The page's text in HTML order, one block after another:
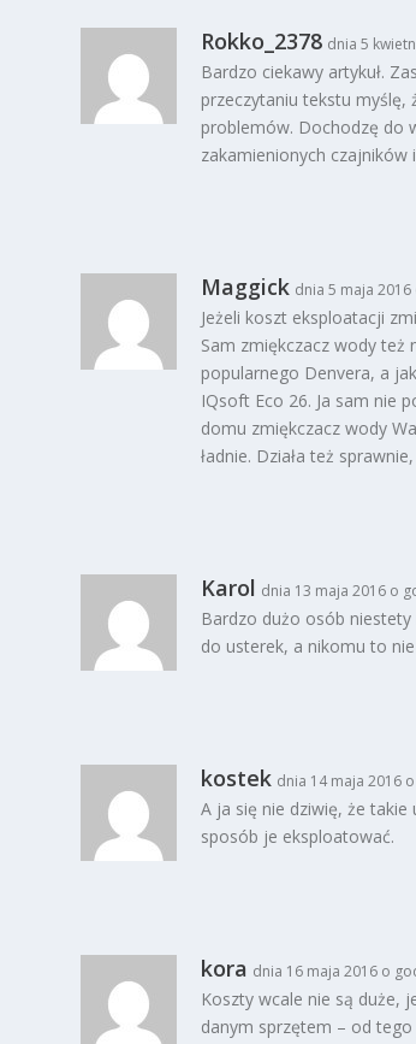
Rokko_2378 dnia 5
Bardzo ciekawy artykuł.
przeczytaniu tekstu
problemów. Dochodzę do
zakamienionych czajników
Maggick dnia 5 maja
Jeżeli koszt eksploatacji
Sam zmiękczacz wody też
popularnego Denvera, a
IQsoft Eco 26. Ja sam nie
domu zmiękczacz wody
ładnie. Działa też
Karol dnia 13 maja 2016 o
Bardzo dużo osób
do usterek, a nikomu to
kostek dnia 14 maja 2016
A ja się nie dziwię, że
sposób je eksploatować.
kora dnia 16 maja 2016 o
Koszty wcale nie są duże,
danym sprzętem – od